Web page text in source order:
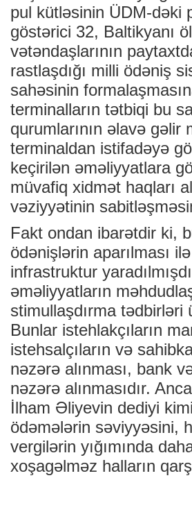
pul kütləsinin ÜDM-dəki
göstərici 32, Baltikyanı
vətəndaşlarının
rastlaşdığı milli ödəniş
sahəsinin
terminalların tətbiqi bu
qurumlarının əlavə
terminaldan istifadəyə
keçirilən əməliyyatlara
müvafiq xidmət haqları
vəziyyətinin
Fakt ondan ibarətdir ki,
ödənişlərin aparılması
infrastruktur
əməliyyatların
stimullaşdırma tədbirləri
Bunlar istehlakçıların
istehsalçıların və
nəzərə alınması, bank
nəzərə alınmasıdır.
İlham Əliyevin dediyi
ödəmələrin səviyyəsini,
vergilərin yığımında
xoşagəlməz halların